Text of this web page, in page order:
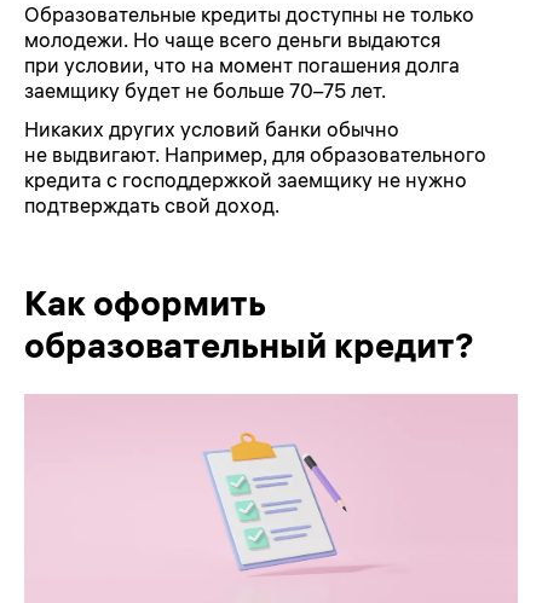
Образовательные кредиты доступны не только
молодежи. Но чаще всего деньги выдаются
при условии, что на момент погашения долга
заемщику будет не больше 70–75 лет.
Никаких других условий банки обычно
не выдвигают. Например, для образовательного
кредита с господдержкой заемщику не нужно
подтверждать свой доход.
Как оформить
образовательный кредит?